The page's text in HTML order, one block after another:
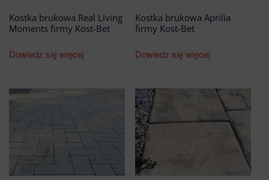
Kostka brukowa Real Living
Moments firmy Kost-Bet
Dowiedz się więcej
Kostka brukowa Aprilia
firmy Kost-Bet
Dowiedz się więcej